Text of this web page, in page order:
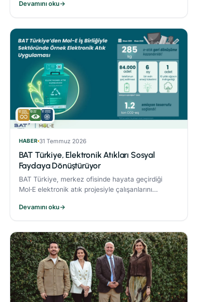
sonucunda %21’lik azaltım sağladı.
Devamını oku→
HABER 31 Temmuz 2026
BAT Türkiye, Elektronik Atıkları Sosyal
Faydaya Dönüştürüyor
BAT Türkiye, merkez ofisinde hayata geçirdiği
Mol‑E elektronik atık projesiyle çalışanlarını
Devamını oku→